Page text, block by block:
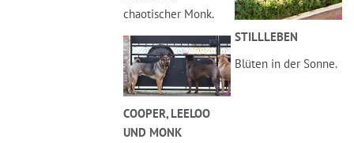
chaotischer Monk.
COOPER, LEELOO
UND MONK
STILLLEBEN
Blüten in der Sonne.